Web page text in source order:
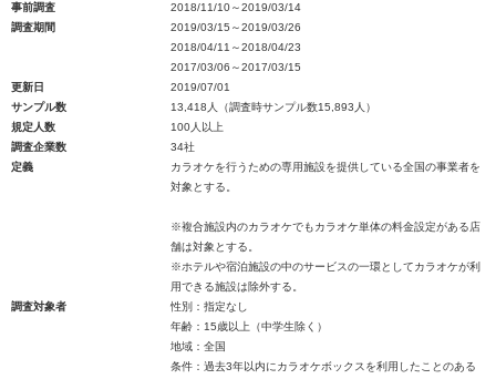
事前調査
2018/11/10～2019/03/14
調査期間
2019/03/15～2019/03/26
2018/04/11～2018/04/23
2017/03/06～2017/03/15
更新日
2019/07/01
サンプル数
13,418人（調査時サンプル数15,893人）
規定人数
100人以上
調査企業数
34社
定義
カラオケを行うための専用施設を提供している全国の事業者を
対象とする。
※複合施設内のカラオケでもカラオケ単体の料金設定がある店
舗は対象とする。
※ホテルや宿泊施設の中のサービスの一環としてカラオケが利
用できる施設は除外する。
調査対象者
性別：指定なし
年齢：15歳以上（中学生除く）
地域：全国
条件：過去3年以内にカラオケボックスを利用したことのある